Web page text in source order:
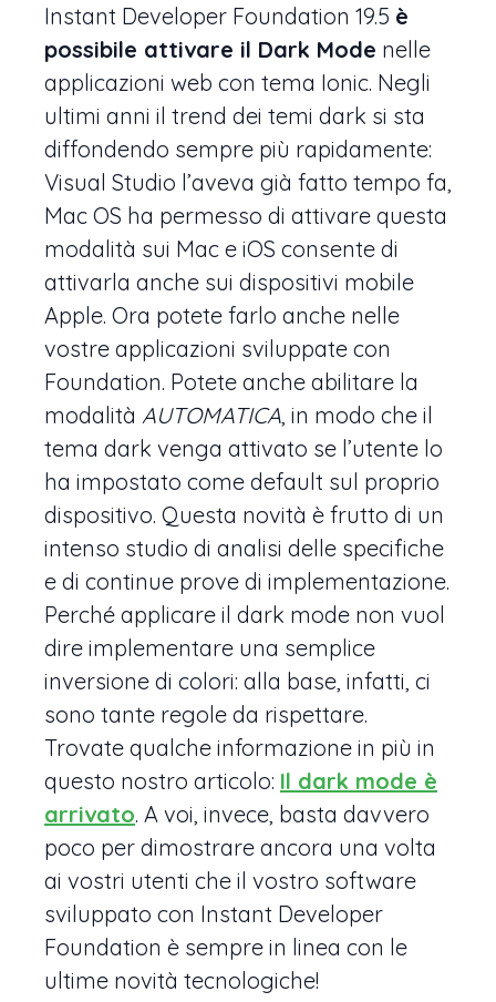
Instant Developer Foundation 19.5 è
possibile attivare il Dark Mode nelle
applicazioni web con tema Ionic. Negli
ultimi anni il trend dei temi dark si sta
diffondendo sempre più rapidamente:
Visual Studio l’aveva già fatto tempo fa,
Mac OS ha permesso di attivare questa
modalità sui Mac e iOS consente di
attivarla anche sui dispositivi mobile
Apple. Ora potete farlo anche nelle
vostre applicazioni sviluppate con
Foundation. Potete anche abilitare la
modalità AUTOMATICA , in modo che il
tema dark venga attivato se l’utente lo
ha impostato come default sul proprio
dispositivo. Questa novità è frutto di un
intenso studio di analisi delle specifiche
e di continue prove di implementazione.
Perché applicare il dark mode non vuol
dire implementare una semplice
inversione di colori: alla base, infatti, ci
sono tante regole da rispettare.
Trovate qualche informazione in più in
questo nostro articolo: Il dark mode è
arrivato. A voi, invece, basta davvero
poco per dimostrare ancora una volta
ai vostri utenti che il vostro software
sviluppato con Instant Developer
Foundation è sempre in linea con le
ultime novità tecnologiche!